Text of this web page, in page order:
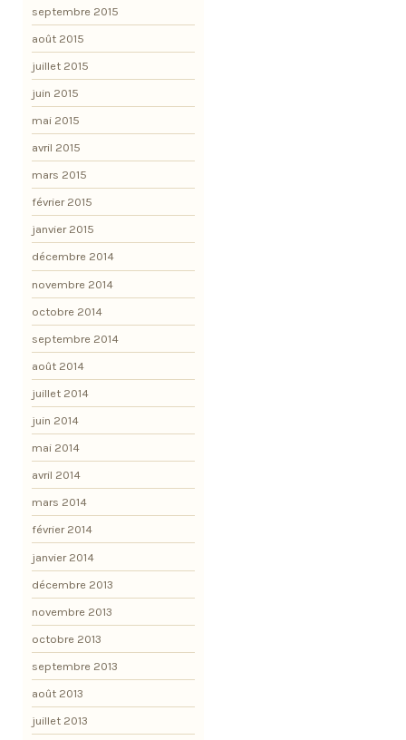
septembre 2015
août 2015
juillet 2015
juin 2015
mai 2015
avril 2015
mars 2015
février 2015
janvier 2015
décembre 2014
novembre 2014
octobre 2014
septembre 2014
août 2014
juillet 2014
juin 2014
mai 2014
avril 2014
mars 2014
février 2014
janvier 2014
décembre 2013
novembre 2013
octobre 2013
septembre 2013
août 2013
juillet 2013